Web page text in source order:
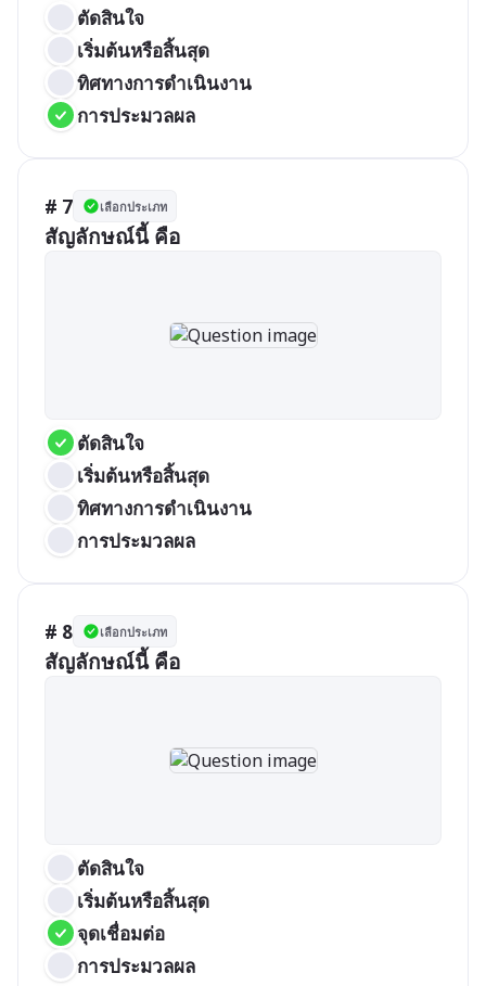
ตัดสินใจ
เริ่มต้นหรือสิ้นสุด
ทิศทางการดำเนินงาน
การประมวลผล
# 7 เลือกประเภท
สัญลักษณ์นี้ คือ
ตัดสินใจ
เริ่มต้นหรือสิ้นสุด
ทิศทางการดำเนินงาน
การประมวลผล
# 8 เลือกประเภท
สัญลักษณ์นี้ คือ
ตัดสินใจ
เริ่มต้นหรือสิ้นสุด
จุดเชื่อมต่อ
การประมวลผล